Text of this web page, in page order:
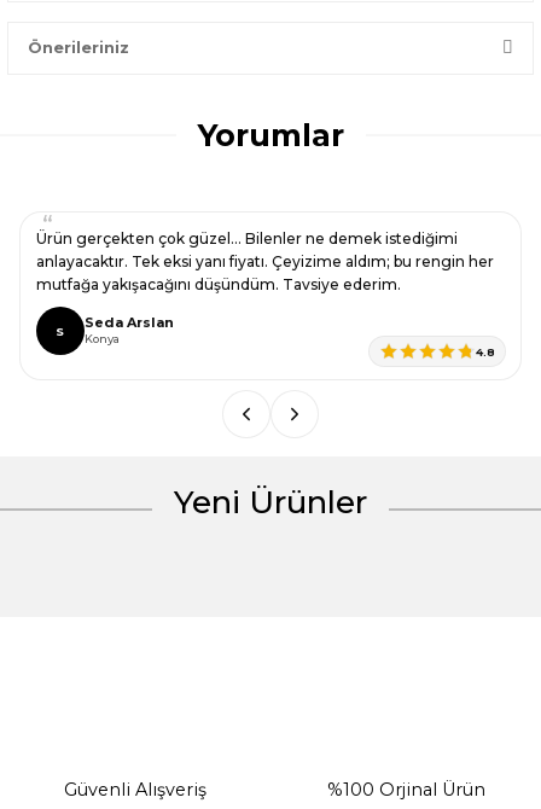
Önerileriniz
konularda yetersiz gördüğünüz noktaları öneri formunu
kullanarak tarafımıza iletebilirsiniz.
Ürün resmi kalitesiz, bozuk veya görüntülenemiyor.
Ürün açıklamasında eksik bilgiler bulunuyor.
Ürün bilgilerinde hatalar bulunuyor.
Ürün fiyatı diğer sitelerden daha pahalı.
Yorumlar
Ürün gerçekten çok güzel… Bilenler ne demek istediğimi
anlayacaktır. Tek eksi yanı fiyatı. Çeyizime aldım; bu rengin her
mutfağa yakışacağını düşündüm. Tavsiye ederim.
S Seda Arslan
Konya
4.8
Yeni Ürünler
Güvenli Alışveriş %100 Orjinal Ürün